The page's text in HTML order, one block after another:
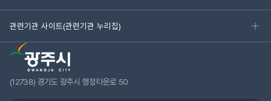
관련기관 사이트(관련기관 누리집)
(12738) 경기도 광주시 행정타운로 50